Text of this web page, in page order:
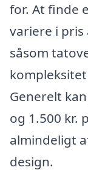
for. At finde
variere i
såsom
Generelt
og 1.500 kr.
almindeligt
design.